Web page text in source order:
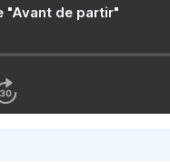
"Avant de partir"